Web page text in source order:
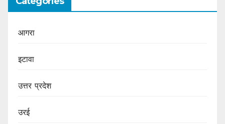
आगरा
इटावा
उत्तर प्रदेश
उरई